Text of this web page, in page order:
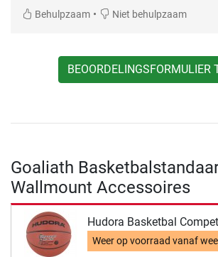
Behulpzaam • Niet behulpzaam
BEOORDELINGSFORMULIER
Goaliath
Wallmount Accessoires
Hudora Basketbal
Weer op voorraad vanaf